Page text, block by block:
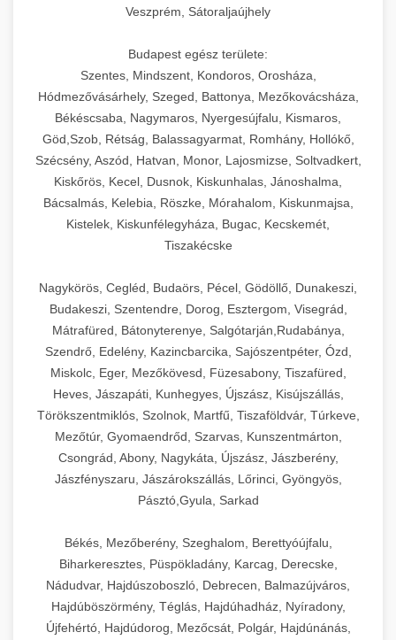
Veszprém, Sátoraljaújhely
Budapest egész területe:
Szentes, Mindszent, Kondoros, Orosháza,
Hódmezővásárhely, Szeged, Battonya, Mezőkovácsháza,
Békéscsaba, Nagymaros, Nyergesújfalu, Kismaros,
Göd,Szob, Rétság, Balassagyarmat, Romhány, Hollókő,
Szécsény, Aszód, Hatvan, Monor, Lajosmizse, Soltvadkert,
Kiskőrös, Kecel, Dusnok, Kiskunhalas, Jánoshalma,
Bácsalmás, Kelebia, Röszke, Mórahalom, Kiskunmajsa,
Kistelek, Kiskunfélegyháza, Bugac, Kecskemét,
Tiszakécske
Nagykörös, Cegléd, Budaörs, Pécel, Gödöllő, Dunakeszi,
Budakeszi, Szentendre, Dorog, Esztergom, Visegrád,
Mátrafüred, Bátonyterenye, Salgótarján,Rudabánya,
Szendrő, Edelény, Kazincbarcika, Sajószentpéter, Ózd,
Miskolc, Eger, Mezőkövesd, Füzesabony, Tiszafüred,
Heves, Jászapáti, Kunhegyes, Újszász, Kisújszállás,
Törökszentmiklós, Szolnok, Martfű, Tiszaföldvár, Túrkeve,
Mezőtúr, Gyomaendrőd, Szarvas, Kunszentmárton,
Csongrád, Abony, Nagykáta, Újszász, Jászberény,
Jászfényszaru, Jászárokszállás, Lőrinci, Gyöngyös,
Pásztó,Gyula, Sarkad
Békés, Mezőberény, Szeghalom, Berettyóújfalu,
Biharkeresztes, Püspökladány, Karcag, Derecske,
Nádudvar, Hajdúszoboszló, Debrecen, Balmazújváros,
Hajdúböszörmény, Téglás, Hajdúhadház, Nyíradony,
Újfehértó, Hajdúdorog, Mezőcsát, Polgár, Hajdúnánás,